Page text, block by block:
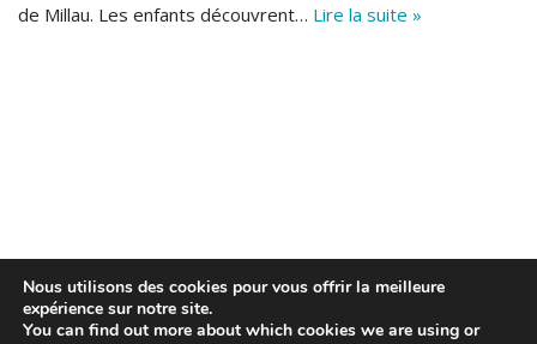
de Millau. Les enfants découvrent… Lire la suite »
Nous utilisons des cookies pour vous offrir la meilleure
expérience sur notre site.
You can find out more about which cookies we are using or